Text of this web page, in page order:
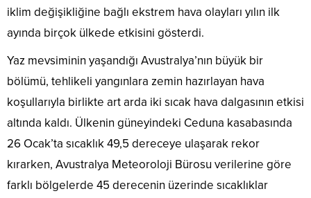
iklim değişikliğine bağlı ekstrem hava olayları yılın ilk
ayında birçok ülkede etkisini gösterdi.
Yaz mevsiminin yaşandığı Avustralya’nın büyük bir
bölümü, tehlikeli yangınlara zemin hazırlayan hava
koşullarıyla birlikte art arda iki sıcak hava dalgasının etkisi
altında kaldı. Ülkenin güneyindeki Ceduna kasabasında
26 Ocak’ta sıcaklık 49,5 dereceye ulaşarak rekor
kırarken, Avustralya Meteoroloji Bürosu verilerine göre
farklı bölgelerde 45 derecenin üzerinde sıcaklıklar